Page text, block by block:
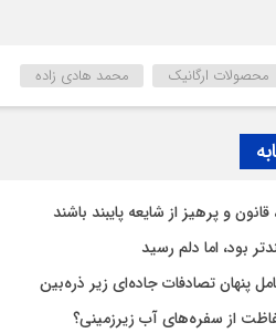
محصولات ارگانیک محمد هادی زاده
و پرهیز از شایعه پایبند باشند
بود، اما دلم رسید
پنهان تصادفات جاده‌ای زیر ذره‌بین
از سفره‌های آب زیرزمینی؟